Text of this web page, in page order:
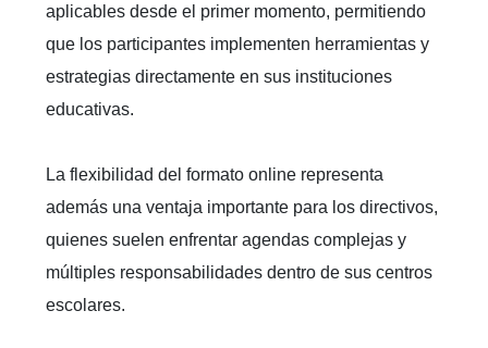
aplicables desde el primer momento, permitiendo
que los participantes implementen herramientas y
estrategias directamente en sus instituciones
educativas.
La flexibilidad del formato online representa
además una ventaja importante para los directivos,
quienes suelen enfrentar agendas complejas y
múltiples responsabilidades dentro de sus centros
escolares.